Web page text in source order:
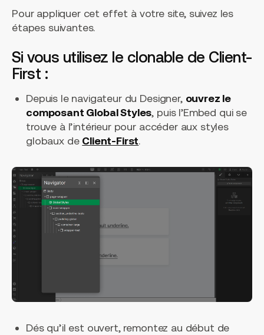
Pour appliquer cet effet à votre site, suivez les
étapes suivantes.
Si vous utilisez le clonable de Client-
First :
Depuis le navigateur du Designer, ouvrez le
composant Global Styles, puis l’Embed qui se
trouve à l’intérieur pour accéder aux styles
globaux de Client-First.
Dés qu’il est ouvert, remontez au début de